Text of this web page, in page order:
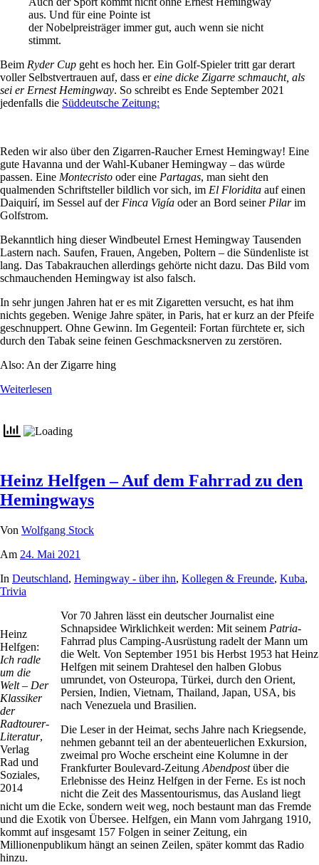
aus. Und für eine Pointe ist
der Nobelpreisträger immer gut, auch wenn sie nicht
stimmt.
Beim Ryder Cup geht es hoch her. Ein Golf-Spieler tritt gar derart
voller Selbstvertrauen auf, dass ereine dicke Zigarre schmaucht, als
sei er Ernest Hemingway. So schreibt es Ende September 2021
jedenfalls die Süddeutsche Zeitung:
Reden wir also über den Zigarren-Raucher Ernest Hemingway! Eine
gute Havanna und der Wahl-Kubaner Hemingway – das würde
passen. Eine Montecristo oder eine Partagas, man sieht den
qualmenden Schriftsteller bildlich vor sich, im El Floridita auf einen
Daiquirí, im Sessel auf der Finca Vigía oder an Bord seiner Pilarim
Golfstrom.
Bekanntlich hing dieser Windbeutel Ernest Hemingway Tausenden
Lastern nach. Saufen, Frauen, Angeben, Poltern – die Sündenliste ist
lang. Das Tabakrauchen allerdings gehörte nicht dazu. Das Bild vom
schmauchenden Hemingway ist also falsch.
In sehr jungen Jahren hat er es mit Zigaretten versucht, es hat ihm
nichts gegeben. Wenige Jahre später, in Paris, hat er kurz an der Pfeife
geschnuppert. Ohne Gewinn. Im Gegenteil: Fortan fürchtete er, sich
durch den Tabak seine feinen Geschmacksnerven zu zerstören.
Also: An der Zigarre hing
Weiterlesen
Heinz Helfgen – Auf dem Fahrrad zu den
Hemingways
Von Wolfgang Stock
Am 24. Mai 2021
In Deutschland, Hemingway - über ihn, Kollegen & Freunde, Kuba,
Trivia
Heinz
Helfgen:
Ich radle
um die
Welt – Der
Klassiker
der
Radtourer-
Literatur,
Verlag
Rad und
Soziales,
2014
Vor 70 Jahren lässt ein deutscher Journalist eine
Schnapsidee Wirklichkeit werden: Mit seinem Patria-
Fahrrad plus Camping-Ausrüstung radelt der Mann um
die Welt. Von September 1951 bis Herbst 1953 hat Heinz
Helfgen mit seinem Drahtesel den halben Globus
umrundet, von Osteuropa, Türkei, durch den Orient,
Persien, Indien, Vietnam, Thailand, Japan, USA, bis
nach Venezuela und Brasilien.
Die Leser in der Heimat, sechs Jahre nach Kriegsende,
nehmen gebannt teil an der abenteuerlichen Exkursion,
zweimal pro Woche erscheint eine Kolumne in der
Frankfurter Boulevard-Zeitung Abendpostüber die
Erlebnisse des Heinz Helfgen in der Ferne. Es ist noch
nicht die Zeit des Massentourismus, das Ausland liegt
nicht um die Ecke, sondern weit weg, noch bestaunt man das Fremde
und die Exotik von Übersee. Helfgen, ein Mann vom Jahrgang 1910,
kommt auf insgesamt 157 Folgen in seiner Zeitung, ein
Millionenpublikum hängt an seinen Zeilen, später kommt das Radio
hinzu.